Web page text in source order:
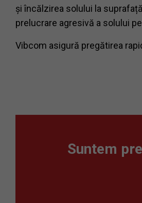
și încălzirea solului la
prelucrare agresivă a solului
Vibcom asigură pregătirea
Suntem